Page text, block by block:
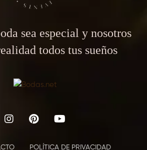
sea especial y nosotros
todos tus sueños
POLÍTICA DE PRIVACIDAD